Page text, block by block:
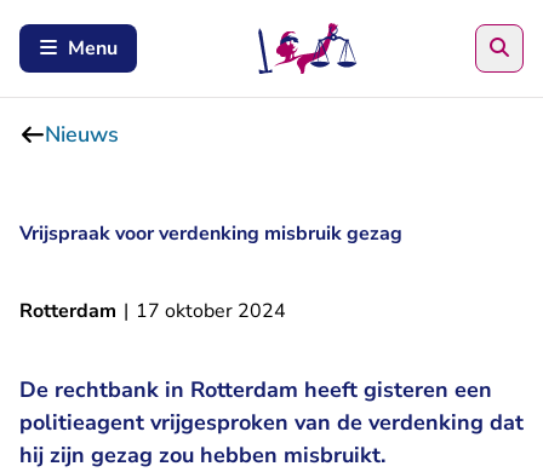
Menu
Nieuws
Vrijspraak voor verdenking misbruik gezag
Rotterdam | 17 oktober 2024
De rechtbank in Rotterdam heeft gisteren een
politieagent vrijgesproken van de verdenking dat
hij zijn gezag zou hebben misbruikt.